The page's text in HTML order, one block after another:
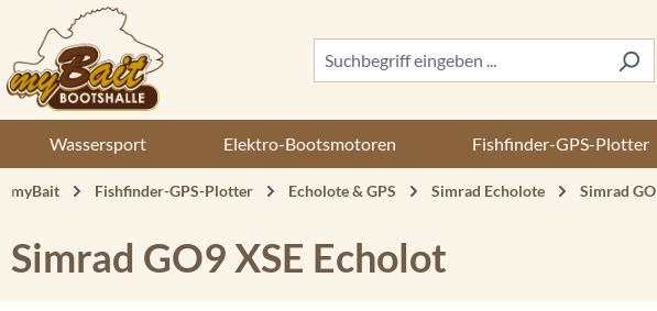
Hauptinhalt springen
Zur Suche springen
Zur Hauptnavigation springen
Wassersport Elektro-Bootsmotoren Fishfinder-GPS-Plotter
myBait Fishfinder-GPS-Plotter Echolote & GPS Simrad Echolote Simrad GO
Simrad GO9 XSE Echolot